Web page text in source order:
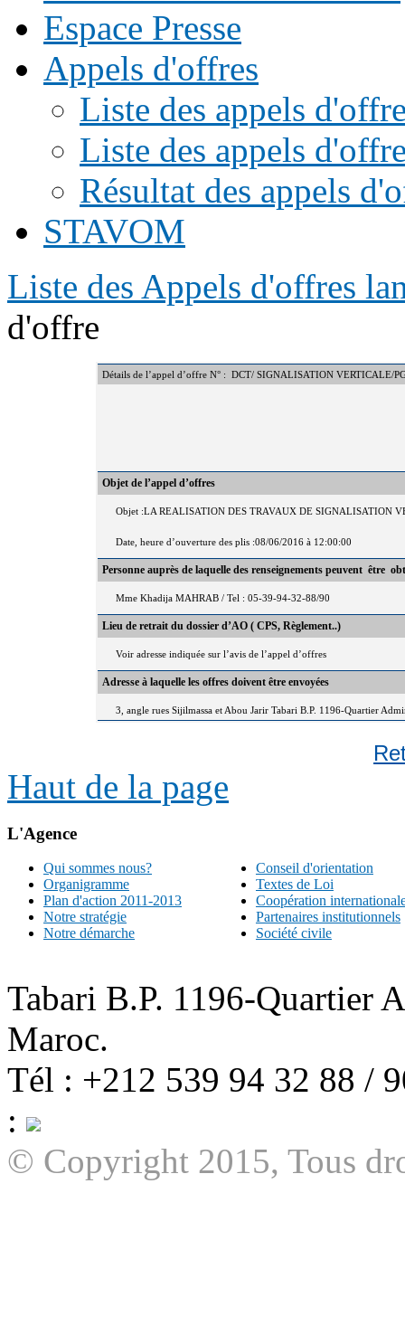
Espace Presse
Appels d'offres
Liste des appels
Liste des appels
Résultat des appels
STAVOM
Liste des Appels d'offres
d'offre
Détails de l’appel d’offre N° : DCT/ SIGNALISATION VERTICALE/
Objet de l’appel d’offres
Objet :LA REALISATION DES TRAVAUX DE SIGNALISATION
Date, heure d’ouverture des plis :08/06/2016 à 12:00:00
Personne auprès de laquelle des renseignements peuvent être
Mme Khadija MAHRAB / Tel : 05-39-94-32-88/90
Lieu de retrait du dossier d’AO ( CPS, Règlement..)
Voir adresse indiquée sur l’avis de l’appel d’offres
Adresse à laquelle les offres doivent être envoyées
3, angle rues Sijilmassa et Abou Jarir Tabari B.P. 1196-Quartier
Haut de la page
L'Agence
Qui sommes nous?
Organigramme
Plan d'action 2011-2013
Notre stratégie
Notre démarche
Conseil d'orientation
Textes de Loi
Coopération
Partenaires institutionnels
Société civile
Tabari B.P. 1196-Quartier
Maroc.
Tél : +212 539 94 32 88 /
:
© Copyright 2015, Tous